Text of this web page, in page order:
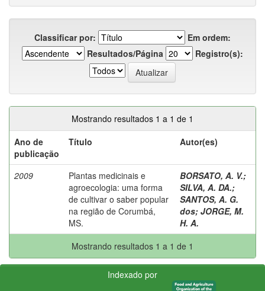
Classificar por:
Em ordem:
Resultados/Página
Registro(s):
Mostrando resultados 1 a 1 de 1
Ano de
publicação
Título Autor(es)
2009
Plantas medicinais e
agroecologia: uma forma
de cultivar o saber popular
na região de Corumbá,
MS.
BORSATO, A. V.;
SILVA, A. DA.;
SANTOS, A. G.
dos; JORGE, M.
H. A.
Mostrando resultados 1 a 1 de 1
Indexado por